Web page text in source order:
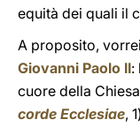
equità dei quali il
A proposito,
Giovanni Paolo II:
cuore della
corde Ecclesiae,